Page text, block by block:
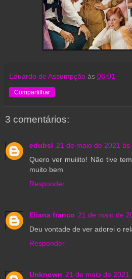
Eduardo de Assumpção às 06:01
Compartilhar
3 comentários:
edubsl 21 de maio de 2021 às
Quero ver muiiito! Não tive
muito bem
Responder
Eliana franco 21 de maio de
Deu vontade de ver adorei o
Responder
Unknown 21 de maio de 2021